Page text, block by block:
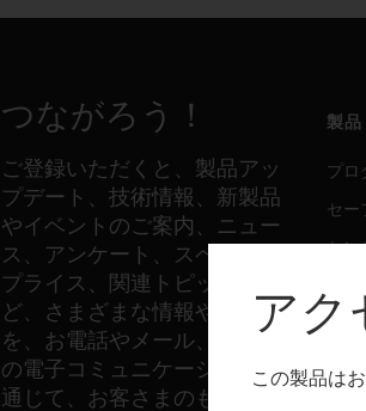
つながろう！
ご登録いただくと、製品アッ
プデート、技術情報、新製品
やイベントのご案内、ニュー
ス、アンケート、スペシャル
プライス、関連トピックな
ど、さまざまな情報やご案内
を、お電話やメール、その他
の電子コミュニケーションを
通じて、お客さまのもとへ直
製品
プロ
セー
セン
ソフ
プロ
アク
この製品は